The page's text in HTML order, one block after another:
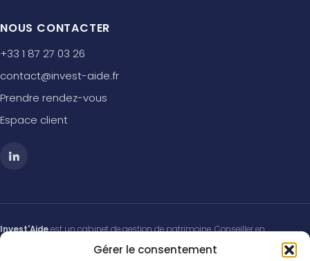
Gérer le consentement
NOUS CONTACTER
+33 1 87 27 03 26
contact@invest-aide.fr
Prendre rendez-vous
Espace client
Invest'Aideest un cabinet de gestion de patrimoine. Conseiller en
Investissements Financiers (CIF) membre de l'
, association
agréée par l'Autorité des Marchés Financiers (AMF). Immatriculé à l'
ORIAS